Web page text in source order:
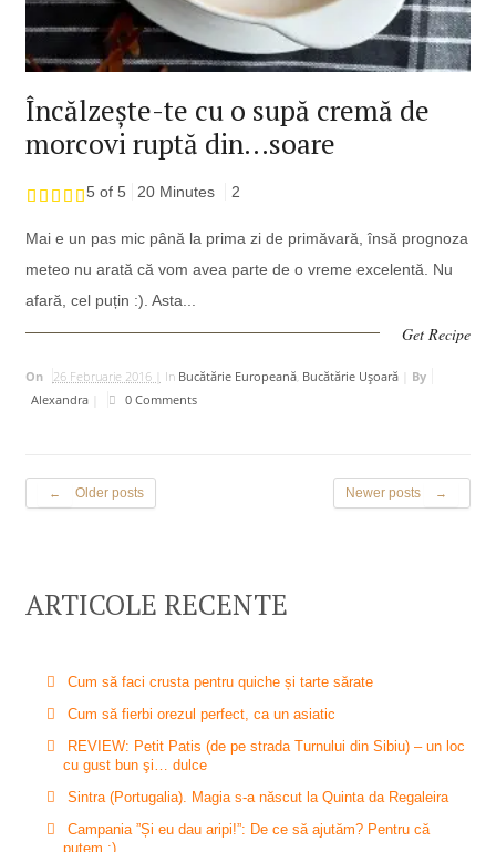
Încălzește-te cu o supă cremă de
morcovi ruptă din…soare
5 of 5 20 Minutes 2
Mai e un pas mic până la prima zi de primăvară, însă prognoza
meteo nu arată că vom avea parte de o vreme excelentă. Nu
afară, cel puțin :). Asta...
Get Recipe
On 26 Februarie 2016 | In Bucătărie Europeană, Bucătărie Uşoară| By
Alexandra| 0 Comments
← Older posts Newer posts →
ARTICOLE RECENTE
Cum să faci crusta pentru quiche și tarte sărate
Cum să fierbi orezul perfect, ca un asiatic
REVIEW: Petit Patis (de pe strada Turnului din Sibiu) – un loc
cu gust bun şi… dulce
Sintra (Portugalia). Magia s-a născut la Quinta da Regaleira
Campania ”Și eu dau aripi!”: De ce să ajutăm? Pentru că
putem :)